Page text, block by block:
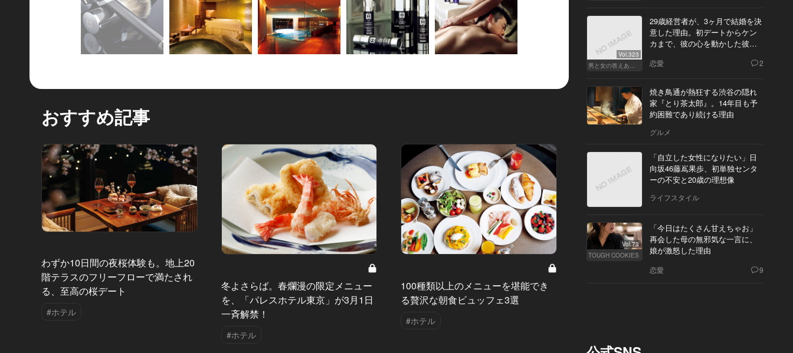
おすすめ記事
わずか10日間の夜桜体験も。地上20
階テラスのフリーフローで満たされ
る、至高の桜デート
#ホテル
冬よさらば。春爛漫の限定メニュー
を、「パレスホテル東京」が3月1日
一斉解禁！
#ホテル
100種類以上のメニューを堪能でき
る贅沢な朝食ビュッフェ3選
#ホテル
How to
Vol.323
男と女の答えあわせ【Q】
29歳経営者が、3ヶ月で結婚を決
意した理由。初デートからケン
カまで、彼の心を動かした彼女
恋愛 2
焼き鳥通が熱狂する渋谷の隠れ
家『とり茶太郎』。14年目も予
約困難であり続ける理由
グルメ
「自立した女性になりたい」日
向坂46藤嶌果歩、初単独センタ
ーの不安と20歳の理想像
ライフスタイル
Vol.73
TOUGH COOKIES
「今日はたくさん甘えちゃお」
再会した母の無邪気な一言に、
娘が激怒した理由
恋愛 9